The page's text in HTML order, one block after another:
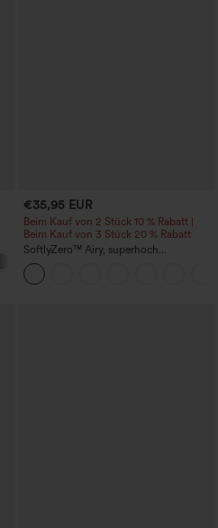
€35,95 EUR
Beim Kauf von 2 Stück 10 % Rabatt |
Beim Kauf von 3 Stück 20 % Rabatt
SoftlyZero™ Airy, superhoch
geschnittene 2-in-1 InstantCool Yoga-
Shorts 7" mit Taschen